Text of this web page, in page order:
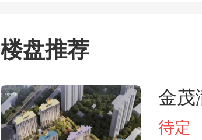
掉。中介跟我说房
可以稍微美化一下
价格。当时给我推
楼盘推荐
金茂
待定